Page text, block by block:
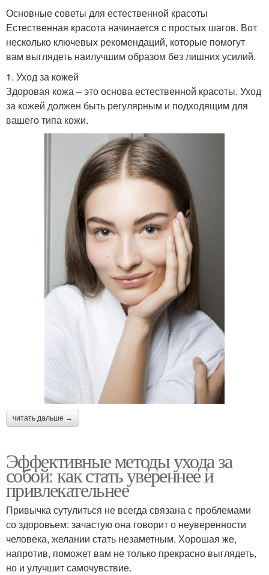
Основные советы для естественной красоты
Естественная красота начинается с простых шагов. Вот
несколько ключевых рекомендаций, которые помогут
вам выглядеть наилучшим образом без лишних усилий.
1. Уход за кожей
Здоровая кожа – это основа естественной красоты. Уход
за кожей должен быть регулярным и подходящим для
вашего типа кожи.
читать дальше →
Эффективные методы ухода за
собой: как стать увереннее и
привлекательнее
Привычка сутулиться не всегда связана с проблемами
со здоровьем: зачастую она говорит о неуверенности
человека, желании стать незаметным. Хорошая же,
напротив, поможет вам не только прекрасно выглядеть,
но и улучшит самочувствие.